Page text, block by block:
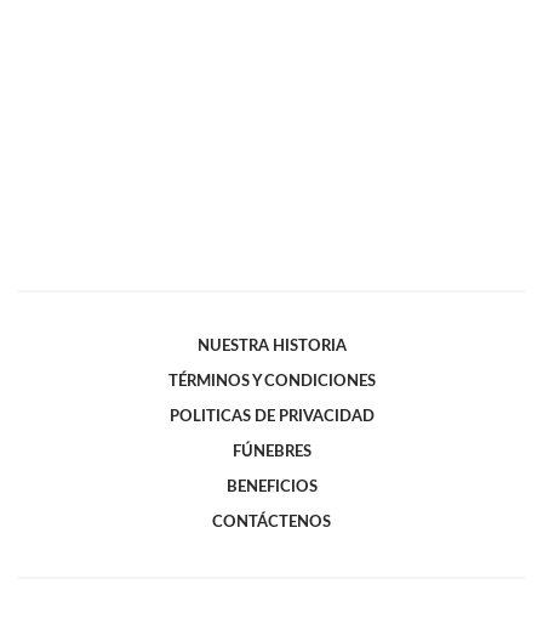
NUESTRA HISTORIA
TÉRMINOS Y CONDICIONES
POLITICAS DE PRIVACIDAD
FÚNEBRES
BENEFICIOS
CONTÁCTENOS